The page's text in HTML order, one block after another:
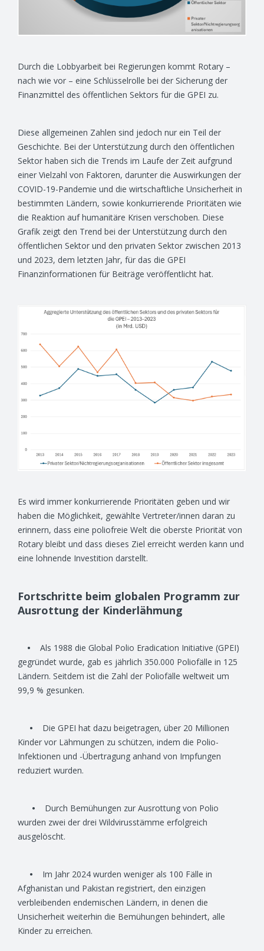
Durch die Lobbyarbeit bei Regierungen kommt Rotary –
nach wie vor – eine Schlüsselrolle bei der Sicherung der
Finanzmittel des öffentlichen Sektors für die GPEI zu.
Diese allgemeinen Zahlen sind jedoch nur ein Teil der
Geschichte. Bei der Unterstützung durch den öffentlichen
Sektor haben sich die Trends im Laufe der Zeit aufgrund
einer Vielzahl von Faktoren, darunter die Auswirkungen der
COVID-19-Pandemie und die wirtschaftliche Unsicherheit in
bestimmten Ländern, sowie konkurrierende Prioritäten wie
die Reaktion auf humanitäre Krisen verschoben. Diese
Grafik zeigt den Trend bei der Unterstützung durch den
öffentlichen Sektor und den privaten Sektor zwischen 2013
und 2023, dem letzten Jahr, für das die GPEI
Finanzinformationen für Beiträge veröffentlicht hat.
Es wird immer konkurrierende Prioritäten geben und wir
haben die Möglichkeit, gewählte Vertreter/innen daran zu
erinnern, dass eine poliofreie Welt die oberste Priorität von
Rotary bleibt und dass dieses Ziel erreicht werden kann und
eine lohnende Investition darstellt.
Fortschritte beim globalen Programm zur
Ausrottung der Kinderlähmung
• Als 1988 die Global Polio Eradication Initiative (GPEI)
gegründet wurde, gab es jährlich 350.000 Poliofälle in 125
Ländern. Seitdem ist die Zahl der Poliofälle weltweit um
99,9 % gesunken.
• Die GPEI hat dazu beigetragen, über 20 Millionen
Kinder vor Lähmungen zu schützen, indem die Polio-
Infektionen und -Übertragung anhand von Impfungen
reduziert wurden.
• Durch Bemühungen zur Ausrottung von Polio
wurden zwei der drei Wildvirusstämme erfolgreich
ausgelöscht.
•
Im Jahr 2024 wurden weniger als 100 Fälle in
Afghanistan und Pakistan registriert, den einzigen
verbleibenden endemischen Ländern, in denen die
Unsicherheit weiterhin die Bemühungen behindert, alle
Kinder zu erreichen.